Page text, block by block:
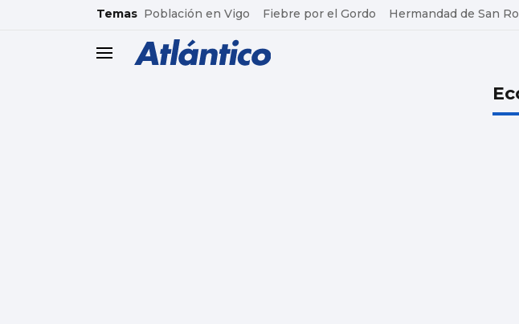
common.go-to-content
Temas Población en Vigo Fiebre por el Gordo Hermandad de San
header.menu.open